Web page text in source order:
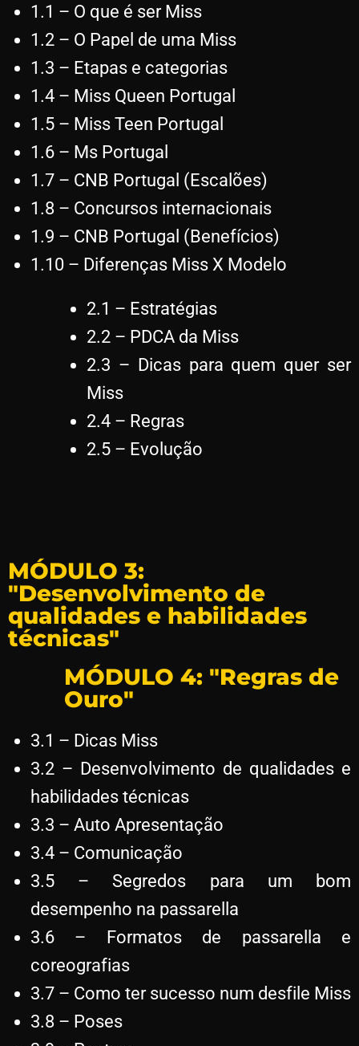
1.1 – O que é ser Miss
1.2 – O Papel de uma Miss
1.3 – Etapas e categorias
1.4 – Miss Queen Portugal
1.5 – Miss Teen Portugal
1.6 – Ms Portugal
1.7 – CNB Portugal (Escalões)
1.8 – Concursos internacionais
1.9 – CNB Portugal (Benefícios)
1.10 – Diferenças Miss X Modelo
2.1 – Estratégias
2.2 – PDCA da Miss
2.3 – Dicas para quem quer ser
Miss
2.4 – Regras
2.5 – Evolução
MÓDULO 3:
"Desenvolvimento de
qualidades e habilidades
técnicas"
MÓDULO 4: "Regras de
Ouro"
3.1 – Dicas Miss
3.2 – Desenvolvimento de qualidades e
habilidades técnicas
3.3 – Auto Apresentação
3.4 – Comunicação
3.5 – Segredos para um bom
desempenho na passarella
3.6 – Formatos de passarella e
coreografias
3.7 – Como ter sucesso num desfile Miss
3.8 – Poses